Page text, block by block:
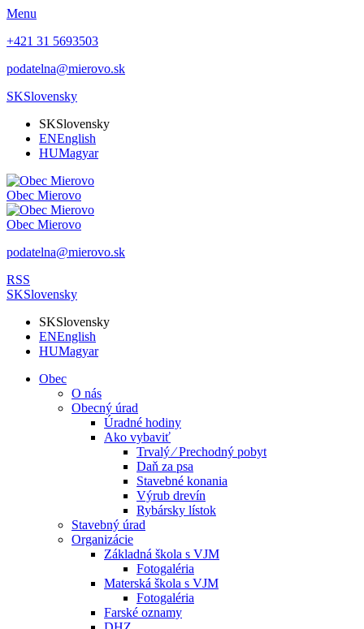
Menu
+421 31 5693503
podatelna@mierovo.sk
SKSlovensky
SKSlovensky
ENEnglish
HUMagyar
Obec Mierovo
Obec Mierovo
podatelna@mierovo.sk
RSS
SKSlovensky
SKSlovensky
ENEnglish
HUMagyar
Obec
O nás
Obecný úrad
Úradné hodiny
Ako vybaviť
Trvalý ⁄ Prechodný pobyt
Daň za psa
Stavebné konania
Výrub drevín
Rybársky lístok
Stavebný úrad
Organizácie
Základná škola s VJM
Fotogaléria
Materská škola s VJM
Fotogaléria
Farské oznamy